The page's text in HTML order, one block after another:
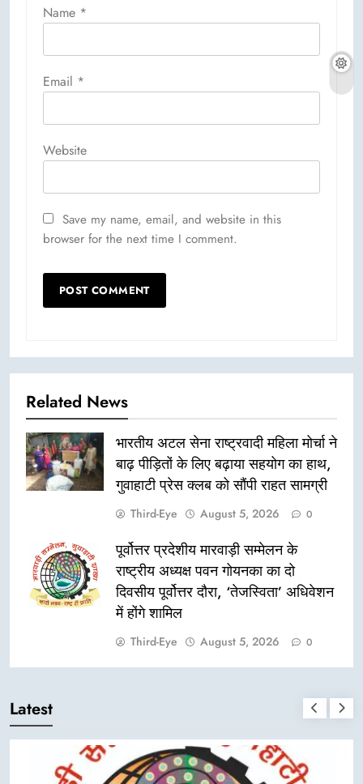
Name *
Email *
Website
Save my name, email, and website in this
browser for the next time I comment.
Related News
भारतीय अटल सेना राष्ट्रवादी महिला मोर्चा ने
बाढ़ पीड़ितों के लिए बढ़ाया सहयोग का हाथ,
गुवाहाटी प्रेस क्लब को सौंपी राहत सामग्री
Third-Eye August 5, 2026 0
पूर्वोत्तर प्रदेशीय मारवाड़ी सम्मेलन के
राष्ट्रीय अध्यक्ष पवन गोयनका का दो
दिवसीय पूर्वोत्तर दौरा, ‘तेजस्विता’ अधिवेशन
में होंगे शामिल
Third-Eye August 5, 2026 0
Latest